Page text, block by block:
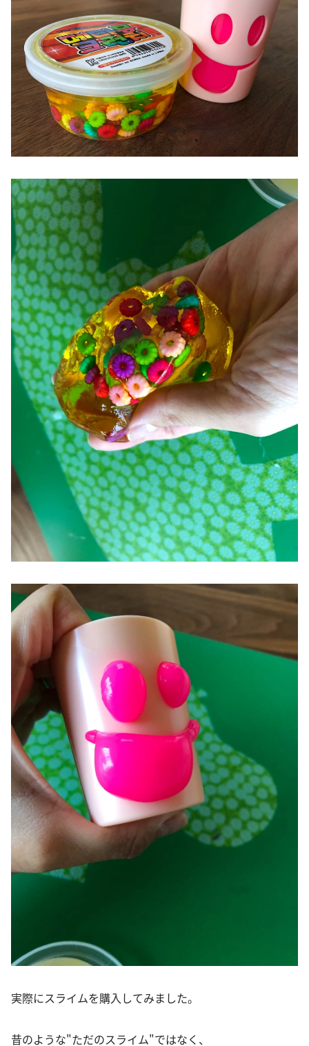
実際にスライムを購入してみました。
昔のような"ただのスライム"ではなく、